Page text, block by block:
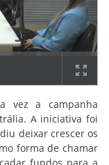
vez a campanha
A iniciativa foi
deixar crescer os
forma de chamar